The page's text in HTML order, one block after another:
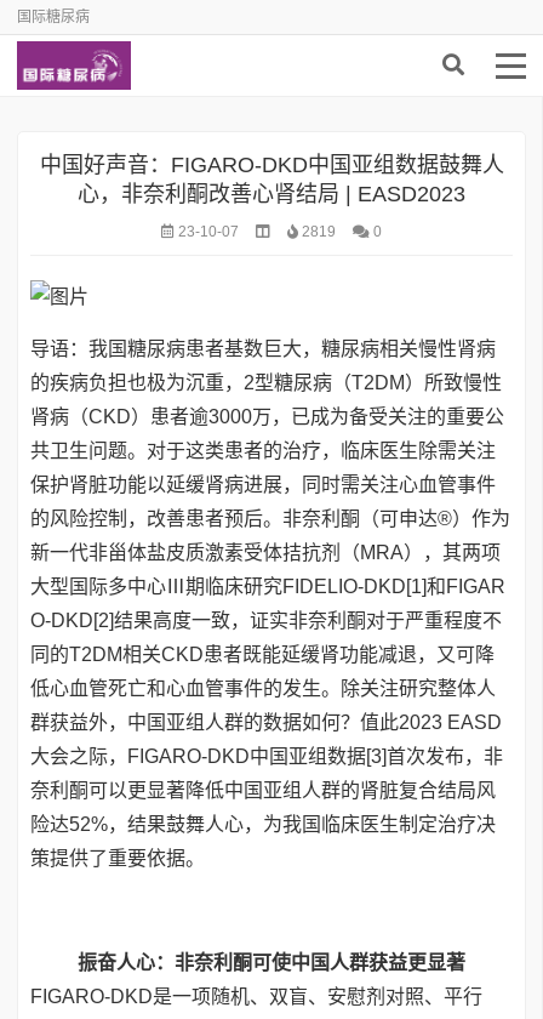
国际糖尿病
中国好声音：FIGARO-DKD中国亚组数据鼓舞人
心，非奈利酮改善心肾结局 | EASD2023
23-10-07 2819 0
导语：我国糖尿病患者基数巨大，糖尿病相关慢性肾病
的疾病负担也极为沉重，2型糖尿病（T2DM）所致慢性
肾病（CKD）患者逾3000万，已成为备受关注的重要公
共卫生问题。对于这类患者的治疗，临床医生除需关注
保护肾脏功能以延缓肾病进展，同时需关注心血管事件
的风险控制，改善患者预后。非奈利酮（可申达®）作为
新一代非甾体盐皮质激素受体拮抗剂（MRA），其两项
大型国际多中心Ⅲ期临床研究FIDELIO-DKD[1]和FIGAR
O-DKD[2]结果高度一致，证实非奈利酮对于严重程度不
同的T2DM相关CKD患者既能延缓肾功能减退，又可降
低心血管死亡和心血管事件的发生。除关注研究整体人
群获益外，中国亚组人群的数据如何？值此2023 EASD
大会之际，FIGARO-DKD中国亚组数据[3]首次发布，非
奈利酮可以更显著降低中国亚组人群的肾脏复合结局风
险达52%，结果鼓舞人心，为我国临床医生制定治疗决
策提供了重要依据。
振奋人心：非奈利酮可使中国人群获益更显著
FIGARO-DKD是一项随机、双盲、安慰剂对照、平行